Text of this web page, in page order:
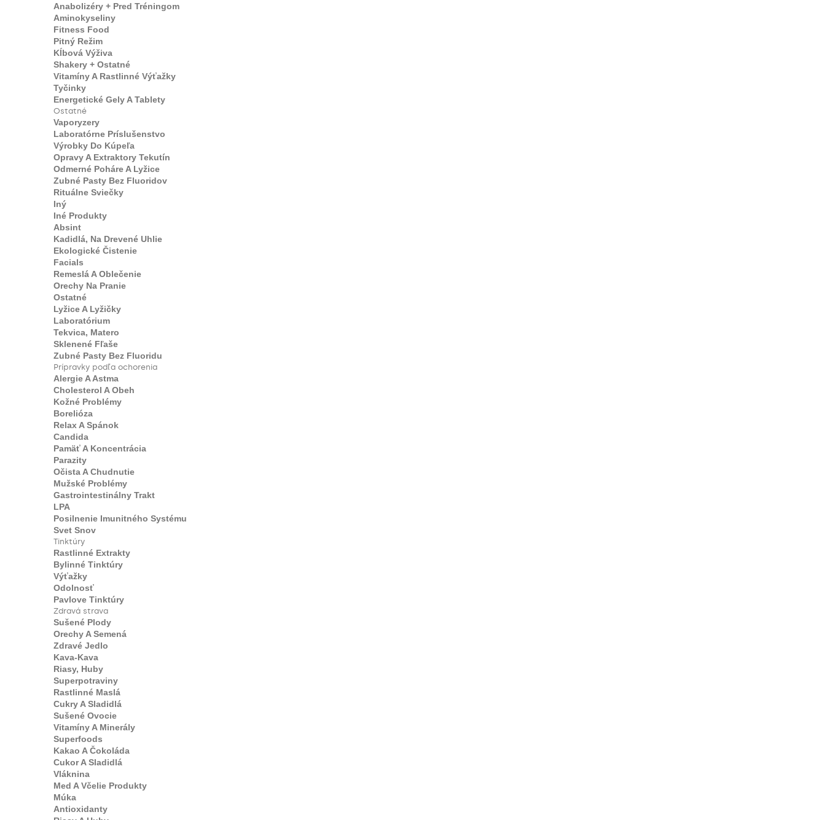
Anabolizéry + Pred Tréningom
Aminokyseliny
Fitness Food
Pitný Režim
Kĺbová Výživa
Shakery + Ostatné
Vitamíny A Rastlinné Výťažky
Tyčinky
Energetické Gely A Tablety
Ostatné
Vaporyzery
Laboratórne Príslušenstvo
Výrobky Do Kúpeľa
Opravy A Extraktory Tekutín
Odmerné Poháre A Lyžice
Zubné Pasty Bez Fluoridov
Rituálne Sviečky
Iný
Iné Produkty
Absint
Kadidlá, Na Drevené Uhlie
Ekologické Čistenie
Facials
Remeslá A Oblečenie
Orechy Na Pranie
Ostatné
Lyžice A Lyžičky
Laboratórium
Tekvica, Matero
Sklenené Fľaše
Zubné Pasty Bez Fluoridu
Prípravky podľa ochorenia
Alergie A Astma
Cholesterol A Obeh
Kožné Problémy
Borelióza
Relax A Spánok
Candida
Pamäť A Koncentrácia
Parazity
Očista A Chudnutie
Mužské Problémy
Gastrointestinálny Trakt
LPA
Posilnenie Imunitného Systému
Svet Snov
Tinktúry
Rastlinné Extrakty
Bylinné Tinktúry
Výťažky
Odolnosť
Pavlove Tinktúry
Zdravá strava
Sušené Plody
Orechy A Semená
Zdravé Jedlo
Kava-Kava
Riasy, Huby
Superpotraviny
Rastlinné Maslá
Cukry A Sladidlá
Sušené Ovocie
Vitamíny A Minerály
Superfoods
Kakao A Čokoláda
Cukor A Sladidlá
Vláknina
Med A Včelie Produkty
Múka
Antioxidanty